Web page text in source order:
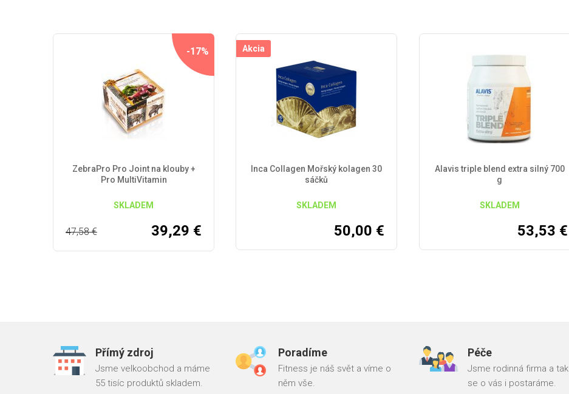
-17%
ZebraPro Pro Joint na klouby +
Pro MultiVitamin
SKLADEM
47,58€ 39,29 €
Akcia
Inca Collagen Mořský kolagen 30
sáčků
SKLADEM
50,00 €
Alavis triple blend extra silný 700
g
SKLADEM
53,53 €
Přímý zdroj
Jsme velkoobchod a máme
55 tisíc produktů skladem.
Poradíme
Fitness je náš svět a víme o
něm vše.
Péče
Jsme rodinná firma a tak
se o vás i postaráme.